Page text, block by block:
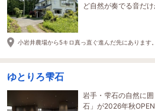
ど自然が奏でる音だけ
小岩井農場から5キロ真っ直ぐ進んだ先にあります。
ゆとりろ雫石
岩手・雫石の自然に
石」が2026年秋